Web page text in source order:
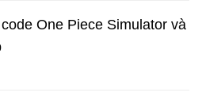
One Piece Simulator và